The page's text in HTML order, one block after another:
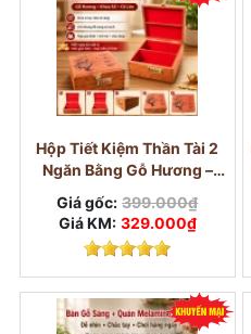
Hộp Tiết Kiệm Thần Tài 2
Ngăn Bằng Gỗ Hương –
Khóa Số Cỡ Lớn
Giá gốc: 399.000₫
Giá KM: 329.000₫